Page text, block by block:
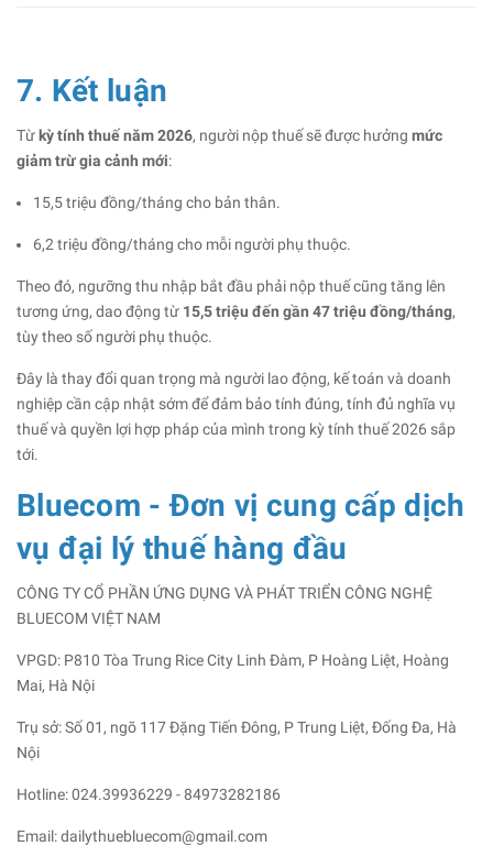
7. Kết luận
Từ kỳ tính thuế năm 2026, người nộp thuế sẽ được hưởng mức
giảm trừ gia cảnh mới:
15,5 triệu đồng/tháng cho bản thân.
6,2 triệu đồng/tháng cho mỗi người phụ thuộc.
Theo đó, ngưỡng thu nhập bắt đầu phải nộp thuế cũng tăng lên
tương ứng, dao động từ 15,5 triệu đến gần 47 triệu đồng/tháng,
tùy theo số người phụ thuộc.
Đây là thay đổi quan trọng mà người lao động, kế toán và doanh
nghiệp cần cập nhật sớm để đảm bảo tính đúng, tính đủ nghĩa vụ
thuế và quyền lợi hợp pháp của mình trong kỳ tính thuế 2026 sắp
tới.
Bluecom - Đơn vị cung cấp dịch
vụ đại lý thuế hàng đầu
CÔNG TY CỔ PHẦN ỨNG DỤNG VÀ PHÁT TRIỂN CÔNG NGHỆ
BLUECOM VIỆT NAM
VPGD: P810 Tòa Trung Rice City Linh Đàm, P Hoàng Liệt, Hoàng
Mai, Hà Nội
Trụ sở: Số 01, ngõ 117 Đặng Tiến Đông, P Trung Liệt, Đống Đa, Hà
Nội
Hotline: 024.39936229 - 84973282186
Email: dailythuebluecom@gmail.com